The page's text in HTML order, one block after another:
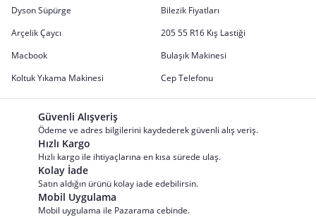
Dyson Süpürge
Bilezik Fiyatları
Arçelik Çaycı
205 55 R16 Kış Lastiği
Macbook
Bulaşık Makinesi
Koltuk Yıkama Makinesi
Cep Telefonu
Güvenli Alışveriş
Ödeme ve adres bilgilerini kaydederek güvenli alış veriş.
Hızlı Kargo
Hızlı kargo ile ihtiyaçlarına en kısa sürede ulaş.
Kolay İade
Satın aldığın ürünü kolay iade edebilirsin.
Mobil Uygulama
Mobil uygulama ile Pazarama cebinde.